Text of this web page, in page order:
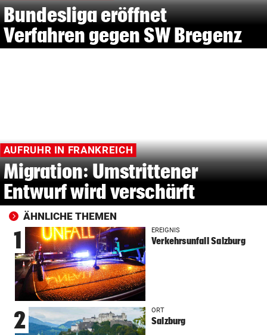
Bundesliga eröffnet
Verfahren gegen SW Bregenz
AUFRUHR IN FRANKREICH
Migration: Umstrittener
Entwurf wird verschärft
ÄHNLICHE THEMEN
1 EREIGNIS
Verkehrsunfall Salzburg
2 ORT
Salzburg